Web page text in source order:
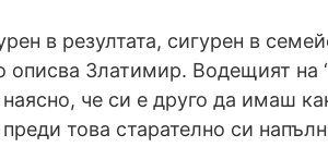
в резултата, сигурен в
Златимир. Водещият на
че си е друго да имаш
това старателно си